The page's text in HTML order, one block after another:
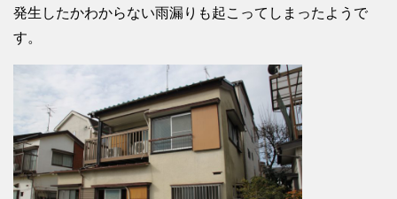
発生したかわからない雨漏りも起こってしまったようで
す。